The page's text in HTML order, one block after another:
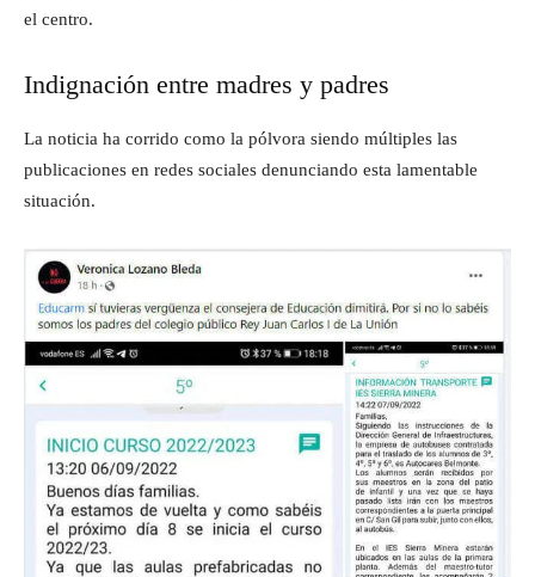
el centro.
Indignación entre madres y padres
La noticia ha corrido como la pólvora siendo múltiples las
publicaciones en redes sociales denunciando esta lamentable
situación.